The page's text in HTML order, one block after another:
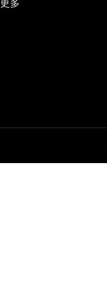
更多